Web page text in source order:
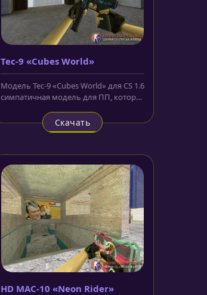
Tec-9 «Cubes World»
Модель Tec-9 «Cubes World» для CS 1.6
симпатичная модель для ПП, которая
Скачать
HD MAC-10 «Neon Rider»